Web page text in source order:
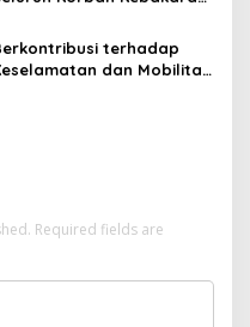
Sumenepterhadap
dan Mobilitas
Required fields are